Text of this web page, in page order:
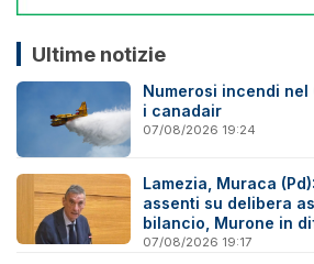
Ultime notizie
Numerosi incendi
i canadair
07/08/2026 19:24
Lamezia, Muraca
assenti su delibera
bilancio, Murone in
07/08/2026 19:17